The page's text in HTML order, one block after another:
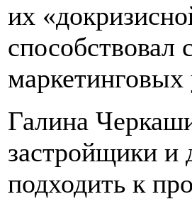
их
способствовал
маркетинговых
Галина
застройщики и
подходить к